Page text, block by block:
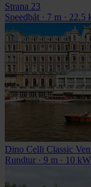
Strana 23
Speedbåt · 7 m · 22.5
Dino Celli Classic
Rundtur · 9 m · 10 kW